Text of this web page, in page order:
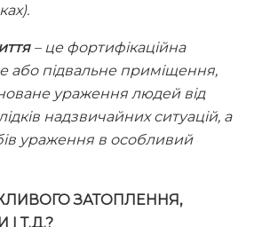
– це фортифікаційна
або підвальне приміщення,
ураження людей від
надзвичайних ситуацій, а
ураження в особливий
ЗАТОПЛЕННЯ,
Т.Д.?